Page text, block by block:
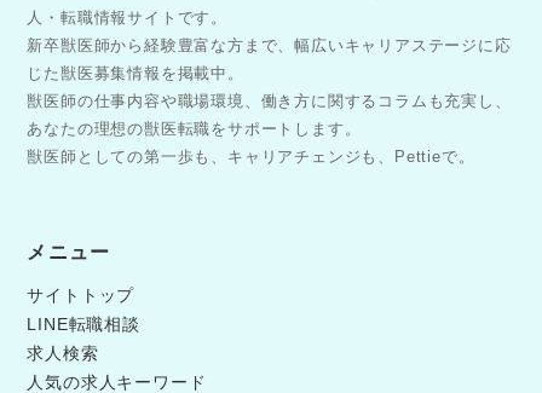
人・転職情報サイトです。
新卒獣医師から経験豊富な方まで、幅広いキャリアステージに応
じた獣医募集情報を掲載中。
獣医師の仕事内容や職場環境、働き方に関するコラムも充実し、
あなたの理想の獣医転職をサポートします。
獣医師としての第一歩も、キャリアチェンジも、Pettieで。
メニュー
サイトトップ
LINE転職相談
求人検索
人気の求人キーワード